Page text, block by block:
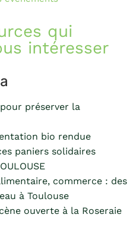
qui
intéresser
préserver la
bio rendue
paniers solidaires
commerce : des
à Toulouse
ouverte à la Roseraie